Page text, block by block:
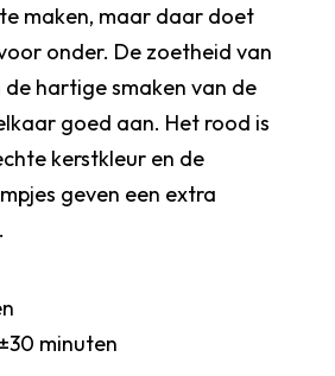
maken, maar daar doet
onder. De zoetheid van
de hartige smaken van de
goed aan. Het rood is
kerstkleur en de
geven een extra
minuten